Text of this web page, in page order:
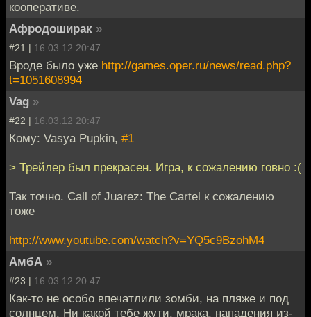
кооперативе.
Афродоширак »
#21 | 16.03.12 20:47
Вроде было уже http://games.oper.ru/news/read.php?
t=1051608994
Vag »
#22 | 16.03.12 20:47
Кому: Vasya Pupkin, #1
> Трейлер был прекрасен. Игра, к сожалению говно :(
Так точно. Call of Juarez: The Cartel к сожалению
тоже
http://www.youtube.com/watch?v=YQ5c9BzohM4
АмбА »
#23 | 16.03.12 20:47
Как-то не особо впечатлили зомби, на пляже и под
солнцем. Ни какой тебе жути, мрака, нападения из-